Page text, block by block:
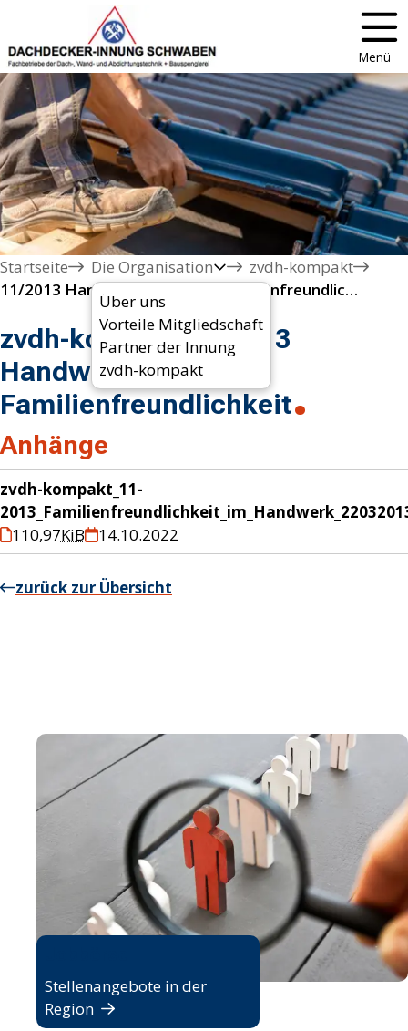
Menü
Startseite
Die Organisation
Über uns
Vorteile Mitgliedschaft
Partner der Innung
zvdh-kompakt
zvdh-kompakt
11/2013 Handwerk setzt auf Familienfreundlichkeit
zvdh-kompakt 11/2013
Handwerk setzt auf
Familienfreundlichkeit
Anhänge
zvdh-kompakt_11-
110,97KiB 14.10.2022
zurück zur Übersicht
Stellenangebote in der
Region